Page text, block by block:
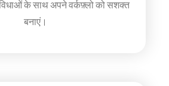
के साथ अपने वर्कफ़्लो को सशक्त
बनाएं।